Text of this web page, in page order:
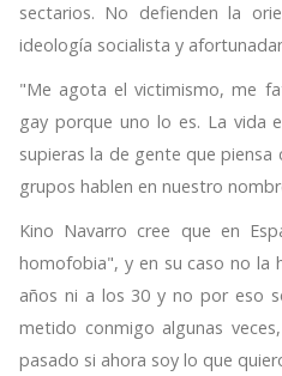
sectarios. No defienden la
ideología socialista y
"Me agota el victimismo, me
gay porque uno lo es. La vida
supieras la de gente que piensa
grupos hablen en nuestro
Kino Navarro cree que en
homofobia", y en su caso no la
años ni a los 30 y no por eso
metido conmigo algunas
pasado si ahora soy lo que